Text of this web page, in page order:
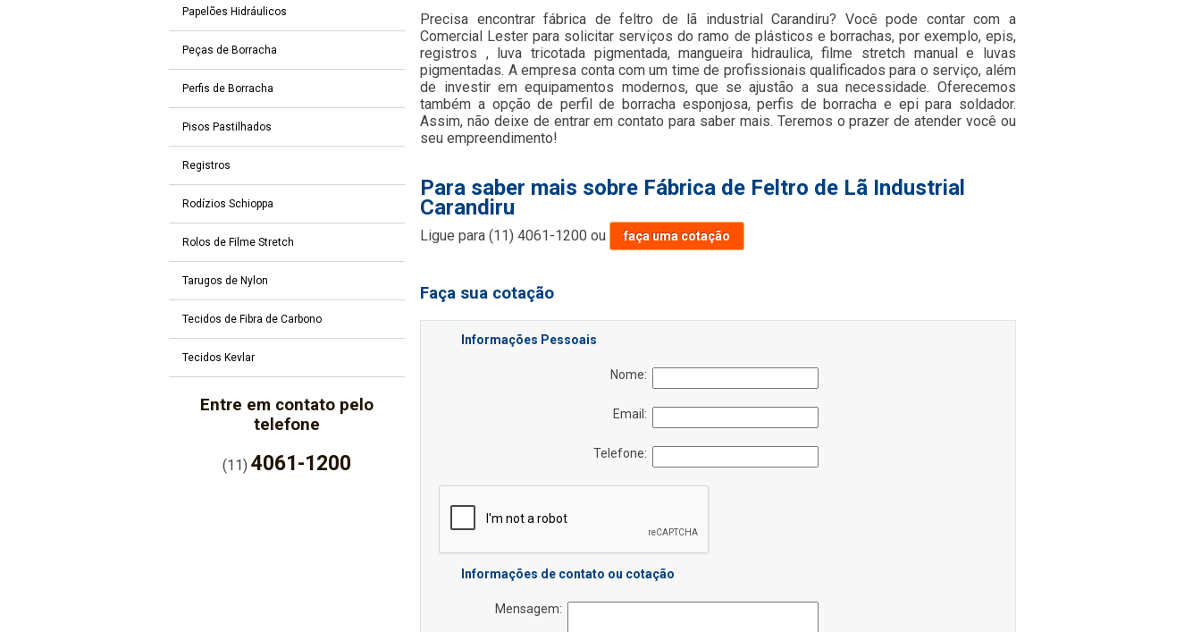
Papelões Hidráulicos
Peças de Borracha
Perfis de Borracha
Pisos Pastilhados
Registros
Rodízios Schioppa
Rolos de Filme Stretch
Tarugos de Nylon
Tecidos de Fibra de Carbono
Tecidos Kevlar
Entre em contato pelo
telefone
(11)4061-1200
Precisa encontrar fábrica de feltro de lã industrial Carandiru? Você pode contar com a
Comercial Lester para solicitar serviços do ramo de plásticos e borrachas, por exemplo, epis,
registros , luva tricotada pigmentada, mangueira hidraulica, filme stretch manual e luvas
pigmentadas. A empresa conta com um time de profissionais qualificados para o serviço, além
de investir em equipamentos modernos, que se ajustão a sua necessidade. Oferecemos
também a opção de perfil de borracha esponjosa, perfis de borracha e epi para soldador.
Assim, não deixe de entrar em contato para saber mais. Teremos o prazer de atender você ou
seu empreendimento!
Para saber mais sobre Fábrica de Feltro de Lã Industrial
Carandiru
Ligue para(11) 4061-1200 ou faça uma cotação
Faça sua cotação
Informações Pessoais
Nome:
Email:
Telefone:
Informações de contato ou cotação
Mensagem: